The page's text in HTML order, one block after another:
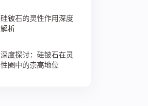
硅铍石的灵性作用深度
解析
深度探讨：硅铍石在灵
性圈中的崇高地位